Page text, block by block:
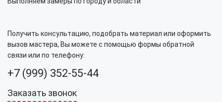
Получить консультацию, подобрать материал или оформить
вызов мастера, Вы можете с помощью формы обратной
связи или по телефону:
+7 (999) 352-55-44
Заказать звонок